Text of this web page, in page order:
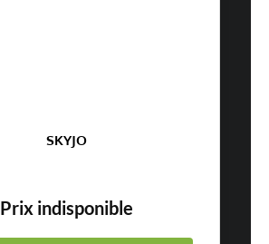
SKYJO
Prix indisponible